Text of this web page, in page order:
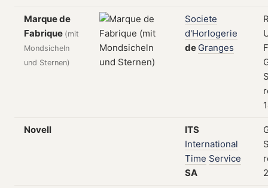
Marque de
Fabrique (mit
Mondsicheln
und Sternen)
Societe
d'Horlogerie
de Granges
Novell
ITS
International
Time Service
SA